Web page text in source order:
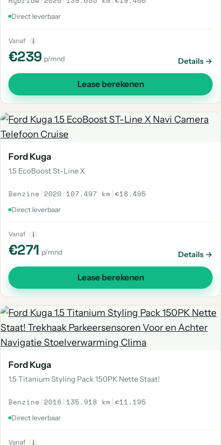
Direct leverbaar
Vanaf i
€239 p/mnd Details →
Lease berekenen
Ford Kuga
1.5 EcoBoost St-Line X
Benzine | 2020 | 107.497 km |€18.495
Direct leverbaar
Vanaf i
€271 p/mnd Details →
Lease berekenen
Ford Kuga
1.5 Titanium Styling Pack 150PK Nette Staat!
Benzine | 2016 | 135.918 km |€11.195
Direct leverbaar
Vanaf i